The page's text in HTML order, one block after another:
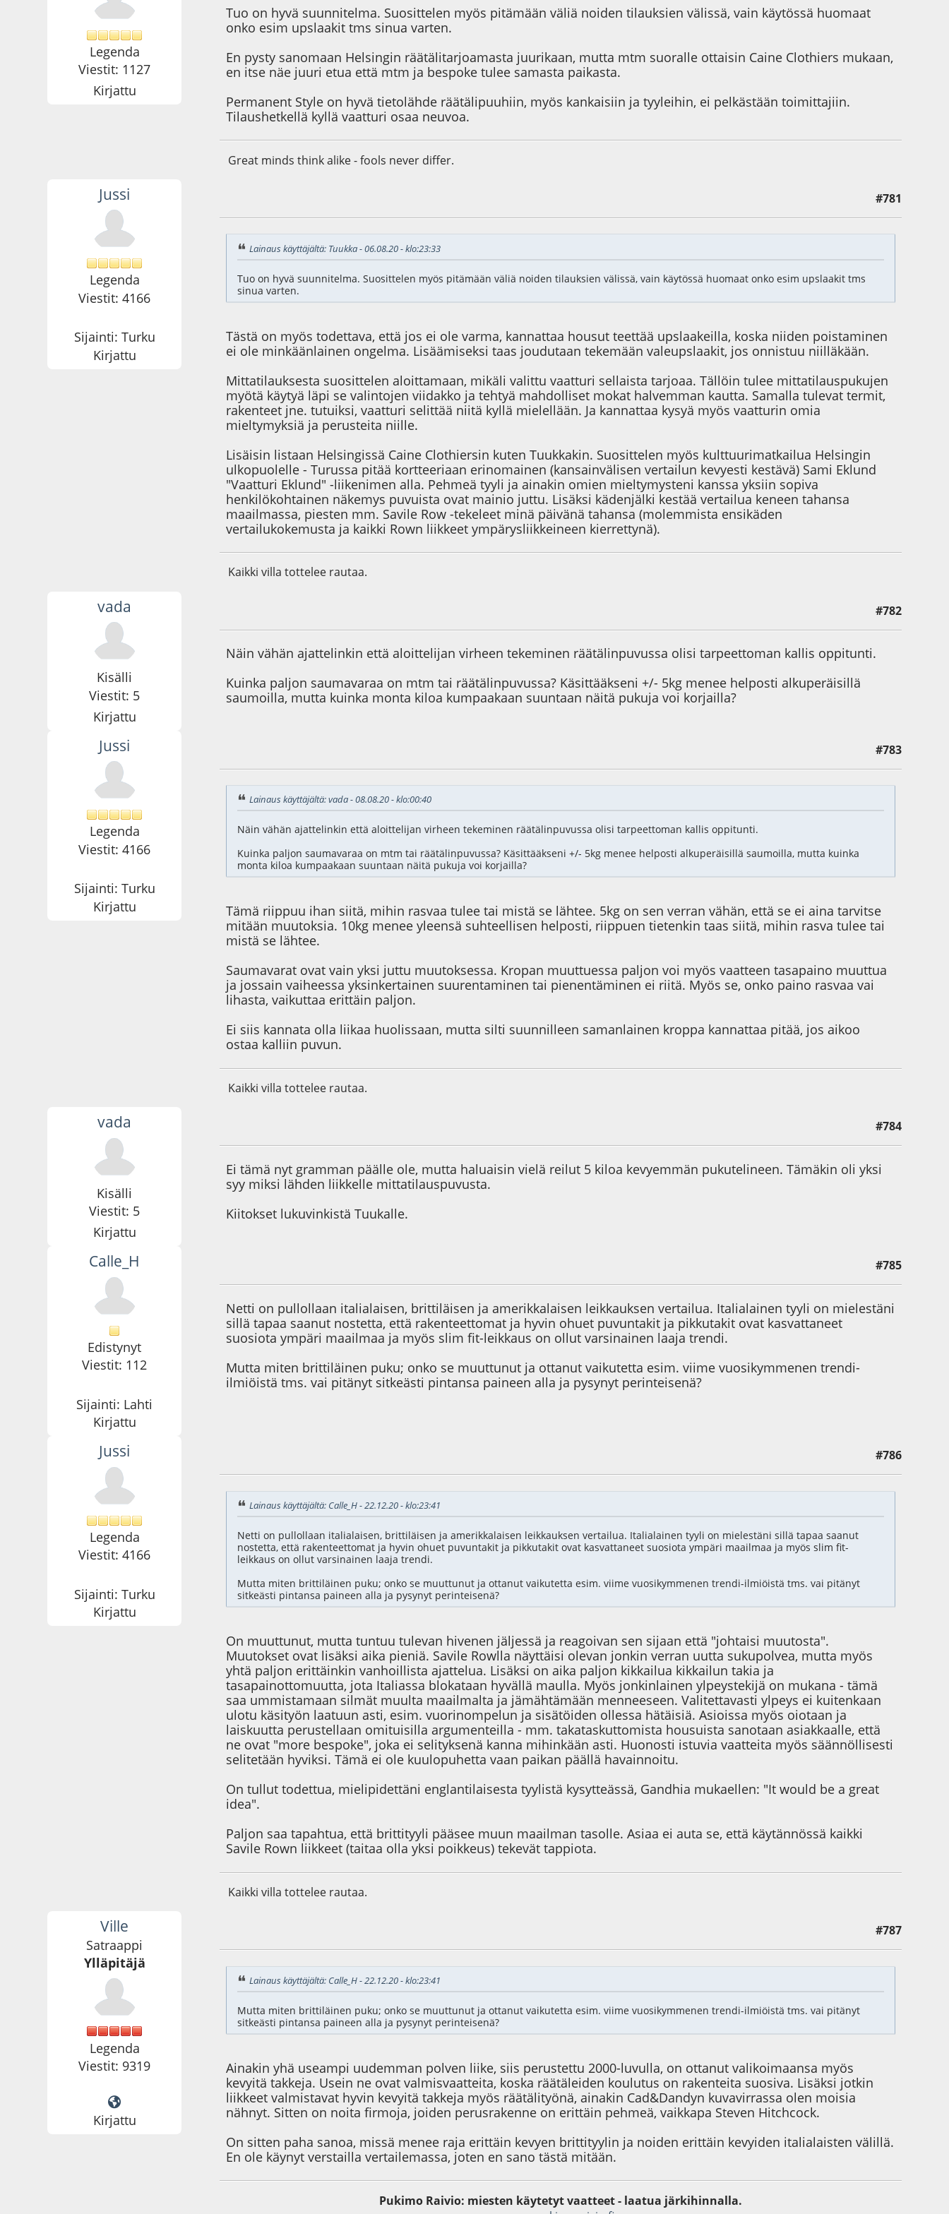
Legenda
Viestit: 1127
Kirjattu
Tuo on hyvä suunnitelma. Suosittelen myös pitämään väliä noiden tilauksien välissä, vain käytössä huomaat
onko esim upslaakit tms sinua varten.
En pysty sanomaan Helsingin räätälitarjoamasta juurikaan, mutta mtm suoralle ottaisin Caine Clothiers mukaan,
en itse näe juuri etua että mtm ja bespoke tulee samasta paikasta.
Permanent Style on hyvä tietolähde räätälipuuhiin, myös kankaisiin ja tyyleihin, ei pelkästään toimittajiin.
Tilaushetkellä kyllä vaatturi osaa neuvoa.
Great minds think alike - fools never differ.
Jussi
Legenda
Viestit: 4166
Sijainti: Turku
Kirjattu
#781
Lainaus käyttäjältä: Tuukka - 06.08.20 - klo:23:33
Tuo on hyvä suunnitelma. Suosittelen myös pitämään väliä noiden tilauksien välissä, vain käytössä huomaat onko esim upslaakit tms
sinua varten.
Tästä on myös todettava, että jos ei ole varma, kannattaa housut teettää upslaakeilla, koska niiden poistaminen
ei ole minkäänlainen ongelma. Lisäämiseksi taas joudutaan tekemään valeupslaakit, jos onnistuu niilläkään.
Mittatilauksesta suosittelen aloittamaan, mikäli valittu vaatturi sellaista tarjoaa. Tällöin tulee mittatilauspukujen
myötä käytyä läpi se valintojen viidakko ja tehtyä mahdolliset mokat halvemman kautta. Samalla tulevat termit,
rakenteet jne. tutuiksi, vaatturi selittää niitä kyllä mielellään. Ja kannattaa kysyä myös vaatturin omia
mieltymyksiä ja perusteita niille.
Lisäisin listaan Helsingissä Caine Clothiersin kuten Tuukkakin. Suosittelen myös kulttuurimatkailua Helsingin
ulkopuolelle - Turussa pitää kortteeriaan erinomainen (kansainvälisen vertailun kevyesti kestävä) Sami Eklund
"Vaatturi Eklund" -liikenimen alla. Pehmeä tyyli ja ainakin omien mieltymysteni kanssa yksiin sopiva
henkilökohtainen näkemys puvuista ovat mainio juttu. Lisäksi kädenjälki kestää vertailua keneen tahansa
maailmassa, piesten mm. Savile Row -tekeleet minä päivänä tahansa (molemmista ensikäden
vertailukokemusta ja kaikki Rown liikkeet ympärysliikkeineen kierrettynä).
Kaikki villa tottelee rautaa.
vada
Kisälli
Viestit: 5
Kirjattu
#782
Näin vähän ajattelinkin että aloittelijan virheen tekeminen räätälinpuvussa olisi tarpeettoman kallis oppitunti.
Kuinka paljon saumavaraa on mtm tai räätälinpuvussa? Käsittääkseni +/- 5kg menee helposti alkuperäisillä
saumoilla, mutta kuinka monta kiloa kumpaakaan suuntaan näitä pukuja voi korjailla?
Jussi
Legenda
Viestit: 4166
Sijainti: Turku
Kirjattu
#783
Lainaus käyttäjältä: vada - 08.08.20 - klo:00:40
Näin vähän ajattelinkin että aloittelijan virheen tekeminen räätälinpuvussa olisi tarpeettoman kallis oppitunti.
Kuinka paljon saumavaraa on mtm tai räätälinpuvussa? Käsittääkseni +/- 5kg menee helposti alkuperäisillä saumoilla, mutta kuinka
monta kiloa kumpaakaan suuntaan näitä pukuja voi korjailla?
Tämä riippuu ihan siitä, mihin rasvaa tulee tai mistä se lähtee. 5kg on sen verran vähän, että se ei aina tarvitse
mitään muutoksia. 10kg menee yleensä suhteellisen helposti, riippuen tietenkin taas siitä, mihin rasva tulee tai
mistä se lähtee.
Saumavarat ovat vain yksi juttu muutoksessa. Kropan muuttuessa paljon voi myös vaatteen tasapaino muuttua
ja jossain vaiheessa yksinkertainen suurentaminen tai pienentäminen ei riitä. Myös se, onko paino rasvaa vai
lihasta, vaikuttaa erittäin paljon.
Ei siis kannata olla liikaa huolissaan, mutta silti suunnilleen samanlainen kroppa kannattaa pitää, jos aikoo
ostaa kalliin puvun.
Kaikki villa tottelee rautaa.
vada
Kisälli
Viestit: 5
Kirjattu
#784
Ei tämä nyt gramman päälle ole, mutta haluaisin vielä reilut 5 kiloa kevyemmän pukutelineen. Tämäkin oli yksi
syy miksi lähden liikkelle mittatilauspuvusta.
Kiitokset lukuvinkistä Tuukalle.
Calle_H
Edistynyt
Viestit: 112
Sijainti: Lahti
Kirjattu
#785
Netti on pullollaan italialaisen, brittiläisen ja amerikkalaisen leikkauksen vertailua. Italialainen tyyli on mielestäni
sillä tapaa saanut nostetta, että rakenteettomat ja hyvin ohuet puvuntakit ja pikkutakit ovat kasvattaneet
suosiota ympäri maailmaa ja myös slim fit-leikkaus on ollut varsinainen laaja trendi.
Mutta miten brittiläinen puku; onko se muuttunut ja ottanut vaikutetta esim. viime vuosikymmenen trendi-
ilmiöistä tms. vai pitänyt sitkeästi pintansa paineen alla ja pysynyt perinteisenä?
Jussi
Legenda
Viestit: 4166
Sijainti: Turku
Kirjattu
#786
Lainaus käyttäjältä: Calle_H - 22.12.20 - klo:23:41
Netti on pullollaan italialaisen, brittiläisen ja amerikkalaisen leikkauksen vertailua. Italialainen tyyli on mielestäni sillä tapaa saanut
nostetta, että rakenteettomat ja hyvin ohuet puvuntakit ja pikkutakit ovat kasvattaneet suosiota ympäri maailmaa ja myös slim fit-
leikkaus on ollut varsinainen laaja trendi.
Mutta miten brittiläinen puku; onko se muuttunut ja ottanut vaikutetta esim. viime vuosikymmenen trendi-ilmiöistä tms. vai pitänyt
sitkeästi pintansa paineen alla ja pysynyt perinteisenä?
On muuttunut, mutta tuntuu tulevan hivenen jäljessä ja reagoivan sen sijaan että "johtaisi muutosta".
Muutokset ovat lisäksi aika pieniä. Savile Rowlla näyttäisi olevan jonkin verran uutta sukupolvea, mutta myös
yhtä paljon erittäinkin vanhoillista ajattelua. Lisäksi on aika paljon kikkailua kikkailun takia ja
tasapainottomuutta, jota Italiassa blokataan hyvällä maulla. Myös jonkinlainen ylpeystekijä on mukana - tämä
saa ummistamaan silmät muulta maailmalta ja jämähtämään menneeseen. Valitettavasti ylpeys ei kuitenkaan
ulotu käsityön laatuun asti, esim. vuorinompelun ja sisätöiden ollessa hätäisiä. Asioissa myös oiotaan ja
laiskuutta perustellaan omituisilla argumenteilla - mm. takataskuttomista housuista sanotaan asiakkaalle, että
ne ovat "more bespoke", joka ei selityksenä kanna mihinkään asti. Huonosti istuvia vaatteita myös säännöllisesti
selitetään hyviksi. Tämä ei ole kuulopuhetta vaan paikan päällä havainnoitu.
On tullut todettua, mielipidettäni englantilaisesta tyylistä kysytteässä, Gandhia mukaellen: "It would be a great
idea".
Paljon saa tapahtua, että brittityyli pääsee muun maailman tasolle. Asiaa ei auta se, että käytännössä kaikki
Savile Rown liikkeet (taitaa olla yksi poikkeus) tekevät tappiota.
Kaikki villa tottelee rautaa.
Ville
Satraappi
Ylläpitäjä
Legenda
Viestit: 9319
Kirjattu
#787
Lainaus käyttäjältä: Calle_H - 22.12.20 - klo:23:41
Mutta miten brittiläinen puku; onko se muuttunut ja ottanut vaikutetta esim. viime vuosikymmenen trendi-ilmiöistä tms. vai pitänyt
sitkeästi pintansa paineen alla ja pysynyt perinteisenä?
Ainakin yhä useampi uudemman polven liike, siis perustettu 2000-luvulla, on ottanut valikoimaansa myös
kevyitä takkeja. Usein ne ovat valmisvaatteita, koska räätäleiden koulutus on rakenteita suosiva. Lisäksi jotkin
liikkeet valmistavat hyvin kevyitä takkeja myös räätälityönä, ainakin Cad&Dandyn kuvavirrassa olen moisia
nähnyt. Sitten on noita firmoja, joiden perusrakenne on erittäin pehmeä, vaikkapa Steven Hitchcock.
On sitten paha sanoa, missä menee raja erittäin kevyen brittityylin ja noiden erittäin kevyiden italialaisten välillä.
En ole käynyt verstailla vertailemassa, joten en sano tästä mitään.
Pukimo Raivio: miesten käytetyt vaatteet - laatua järkihinnalla.